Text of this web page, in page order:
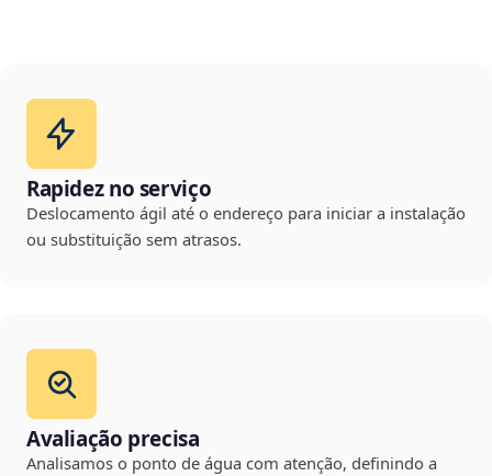
Rapidez no serviço
Deslocamento ágil até o endereço para iniciar a instalação
ou substituição sem atrasos.
Avaliação precisa
Analisamos o ponto de água com atenção, definindo a